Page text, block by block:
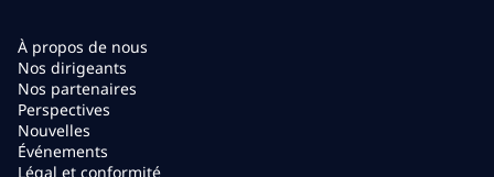
À propos de nous
Nos dirigeants
Nos partenaires
Perspectives
Nouvelles
Événements
Légal et conformité